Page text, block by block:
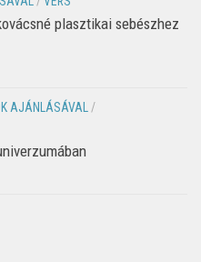
plasztikai sebészhez
AJÁNLÁSÁVAL/